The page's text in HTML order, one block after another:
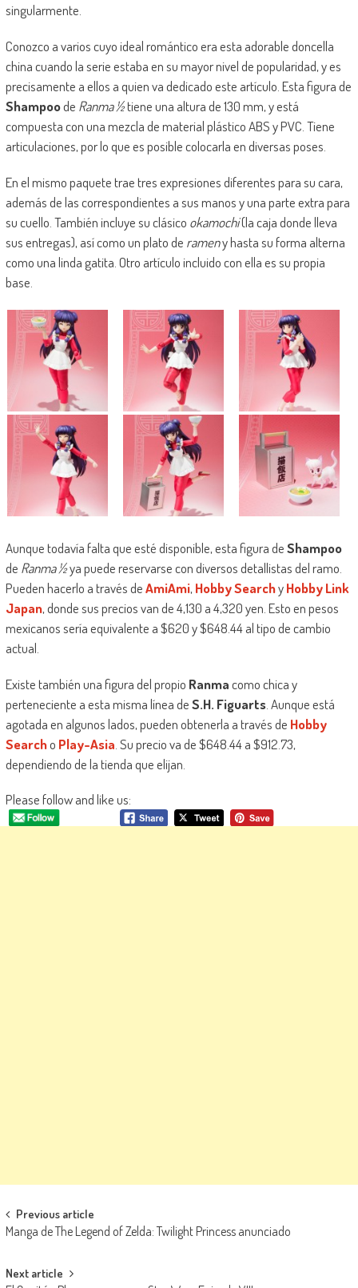
singularmente.
Conozco a varios cuyo ideal romántico era esta adorable doncella
china cuando la serie estaba en su mayor nivel de popularidad, y es
precisamente a ellos a quien va dedicado este artículo. Esta figura de
Shampoode Ranma ½tiene una altura de 130 mm, y está
compuesta con una mezcla de material plástico ABS y PVC. Tiene
articulaciones, por lo que es posible colocarla en diversas poses.
En el mismo paquete trae tres expresiones diferentes para su cara,
además de las correspondientes a sus manos y una parte extra para
su cuello. También incluye su clásico okamochi(la caja donde lleva
sus entregas), así como un plato de rameny hasta su forma alterna
como una linda gatita. Otro artículo incluido con ella es su propia
base.
Aunque todavía falta que esté disponible, esta figura deShampoo
de Ranma ½ya puede reservarse con diversos detallistas del ramo.
Pueden hacerlo a través deAmiAmi, Hobby SearchyHobby Link
Japan, donde sus precios van de 4,130 a 4,320 yen. Esto en pesos
mexicanos sería equivalente a $620 y $648.44 al tipo de cambio
actual.
Existe también una figura del propio Ranmacomo chica y
perteneciente a esta misma línea deS.H. Figuarts. Aunque está
agotada en algunos lados, pueden obtenerla a través de Hobby
Searcho Play-Asia . Su precio va de $648.44 a $912.73,
dependiendo de la tienda que elijan.
Please follow and like us:
Navegación de entradas
Previous article
Manga de The Legend of Zelda: Twilight Princess anunciado
Next article